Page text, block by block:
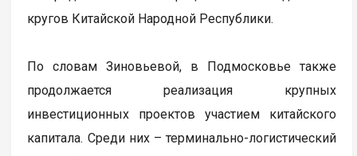
кругов Китайской Народной Республики.
По словам Зиновьевой, в Подмосковье также
продолжается реализация крупных
инвестиционных проектов участием китайского
капитала. Среди них – терминально-логистический